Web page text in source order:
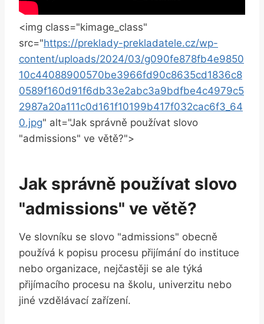
<img class="kimage_class"
src="https://preklady-prekladatele.cz/wp-
content/uploads/2024/03/g090fe878fb4e9850
10c44088900570be3966fd90c8635cd1836c8
0589f160d91f6db33e2abc3a9bdfbe4c4979c5
2987a20a111c0d161f10199b417f032cac6f3_64
0.jpg" alt="Jak správně používat slovo
"admissions" ve větě?">
Jak správně používat slovo
"admissions" ve větě?
Ve slovníku se slovo "admissions" obecně
používá k popisu procesu přijímání do instituce
nebo organizace, nejčastěji se ale týká
přijímacího procesu na školu, univerzitu nebo
jiné vzdělávací zařízení.